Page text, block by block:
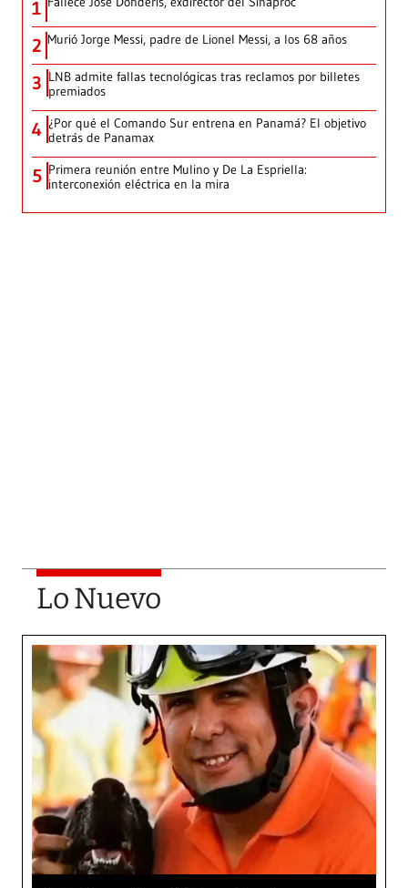
1
2 Murió Jorge Messi, padre de Lionel Messi, a los 68 años
3 LNB admite fallas tecnológicas tras reclamos por billetes
premiados
4 ¿Por qué el Comando Sur entrena en Panamá? El objetivo
detrás de Panamax
5 Primera reunión entre Mulino y De La Espriella:
interconexión eléctrica en la mira
Lo Nuevo